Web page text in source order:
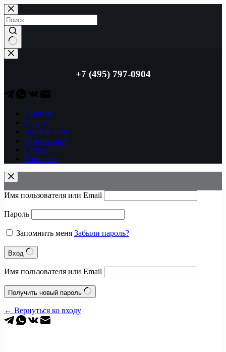
Перейти
к
сути
Ничего
не
+7 (495) 797-0904
Главная
Услуги
Подбор шин
О компании
Статьи
Контакты
Имя пользователя или Email
Пароль
Запомнить меня Забыли пароль?
Вход
Имя пользователя или Email
Получить новый пароль
← Вернуться ко входу